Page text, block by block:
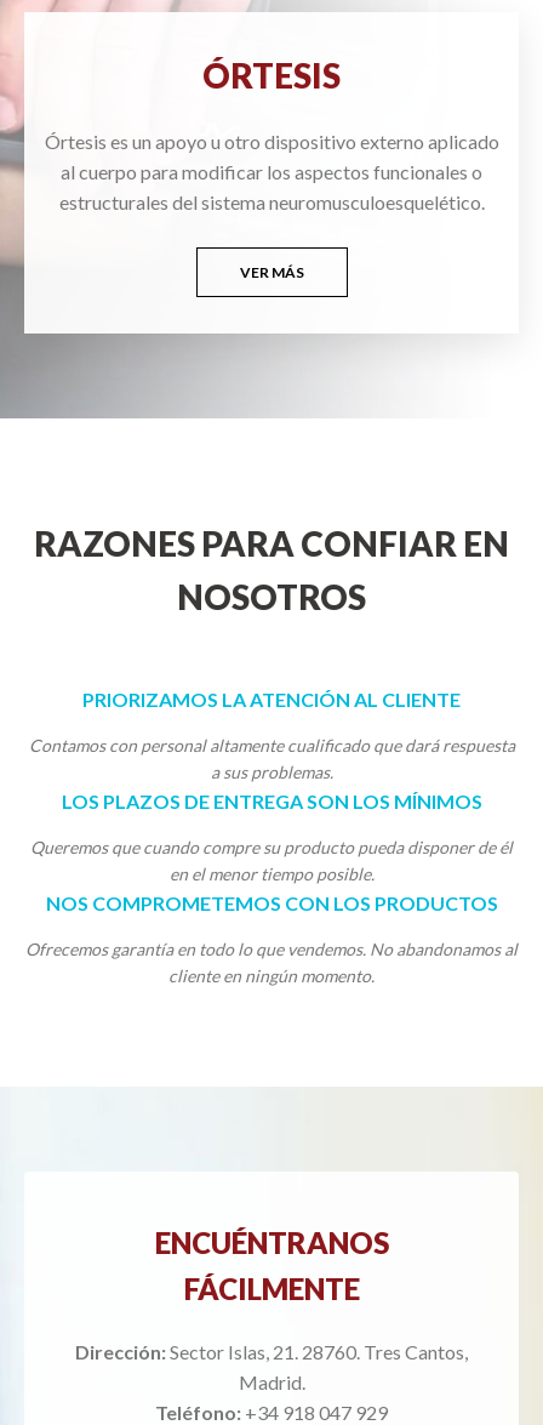
ÓRTESIS
Órtesis es un apoyo u otro dispositivo externo aplicado
al cuerpo para modificar los aspectos funcionales o
estructurales del sistema neuromusculoesquelético.
VER MÁS
RAZONES PARA CONFIAR EN
NOSOTROS
PRIORIZAMOS LA ATENCIÓN AL CLIENTE
Contamos con personal altamente cualificado que dará respuesta
a sus problemas.
LOS PLAZOS DE ENTREGA SON LOS MÍNIMOS
Queremos que cuando compre su producto pueda disponer de él
en el menor tiempo posible.
NOS COMPROMETEMOS CON LOS PRODUCTOS
Ofrecemos garantía en todo lo que vendemos. No abandonamos al
cliente en ningún momento.
ENCUÉNTRANOS
FÁCILMENTE
Dirección:Sector Islas, 21. 28760. Tres Cantos,
Madrid.
Teléfono: +34 918 047 929